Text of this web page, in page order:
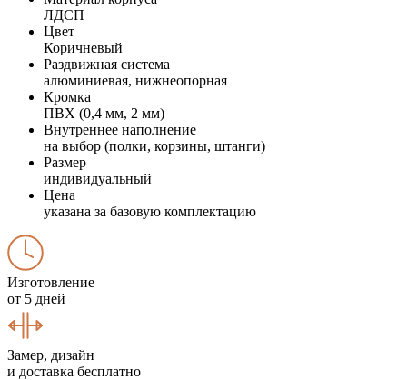
ЛДСП
Цвет
Коричневый
Раздвижная система
алюминиевая, нижнеопорная
Кромка
ПВХ (0,4 мм, 2 мм)
Внутреннее наполнение
на выбор (полки, корзины, штанги)
Размер
индивидуальный
Цена
указана за базовую комплектацию
Изготовление
от 5 дней
Замер, дизайн
и доставка бесплатно